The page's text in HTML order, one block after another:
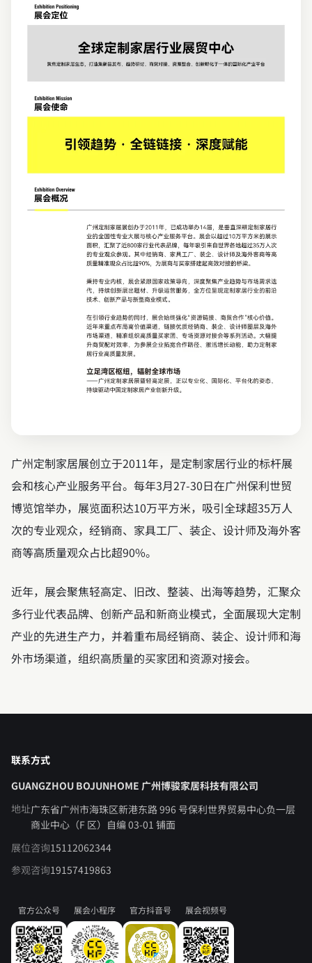
广州定制家居展创立于2011年，是定制家居行业的标杆展
会和核心产业服务平台。每年3月27-30日在广州保利世贸
博览馆举办，展览面积达10万平方米，吸引全球超35万人
次的专业观众，经销商、家具工厂、装企、设计师及海外客
商等高质量观众占比超90%。
近年，展会聚焦轻高定、旧改、整装、出海等趋势，汇聚众
多行业代表品牌、创新产品和新商业模式，全面展现大定制
产业的先进生产力，并着重布局经销商、装企、设计师和海
外市场渠道，组织高质量的买家团和资源对接会。
联系方式
GUANGZHOU BOJUNHOME 广州博骏家居科技有限公司
地址广东省广州市海珠区新港东路 996 号保利世界贸易中心负一层
商业中心（F 区）自编 03-01 铺面
展位咨询15112062344
参观咨询19157419863
官方公众号 展会小程序 官方抖音号 展会视频号